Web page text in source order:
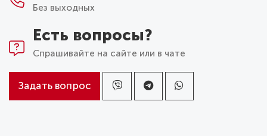
Без выходных
Есть вопросы?
Спрашивайте на сайте или в чате
Задать вопрос